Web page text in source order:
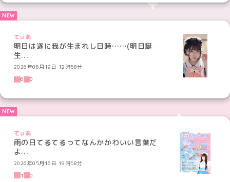
てぃあ
明日は遂に我が生まれし日時……(明日誕
生...
2026年06月19日 12時58分
6
0
てぃあ
雨の日てるてるってなんかかわいい言葉だ
よ...
2026年05月16日 19時58分
1
0